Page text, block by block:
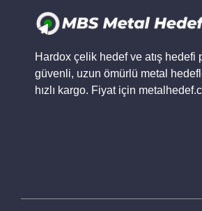
Hardox çelik hedef ve atış hedefi
güvenli, uzun ömürlü metal
hızlı kargo. Fiyat için